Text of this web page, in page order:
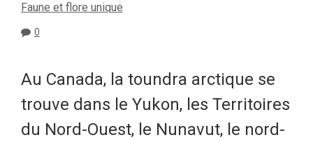
Faune et flore unique
0
Au Canada, la toundra arctique se
trouve dans le Yukon, les Territoires
du Nord-Ouest, le Nunavut, le nord-